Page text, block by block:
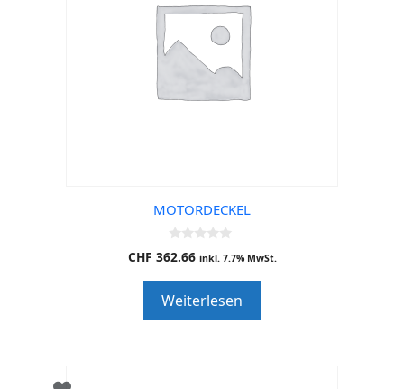
MOTORDECKEL
0
o
o
f
5
CHF 362.66 inkl. 7.7% MwSt.
Weiterlesen